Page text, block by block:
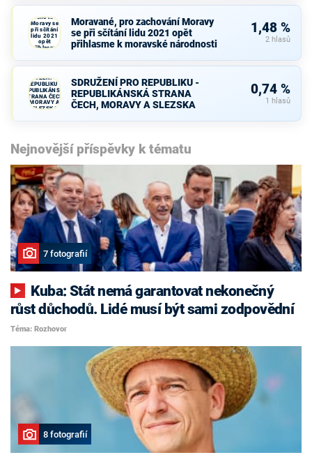
Moravané,
zachování
Moravy se
při sčítání
lidu 2021
opět
přihlasme
Moravané, pro zachování Moravy
se při sčítání lidu 2021 opět
přihlasme k moravské národnosti
1,48 %
2 hlasů
SDRUŽENÍ PRO
REPUBLIKU -
REPUBLIKÁNSKÁ
STRANA ČECH,
MORAVY A
SLEZSKA
SDRUŽENÍ PRO REPUBLIKU -
REPUBLIKÁNSKÁ STRANA
ČECH, MORAVY A SLEZSKA
0,74 %
1 hlasů
Nejnovější příspěvky k tématu
7 fotografií
růst důchodů. Lidé musí být sami zodpovědní
Téma: Rozhovor
8 fotografií